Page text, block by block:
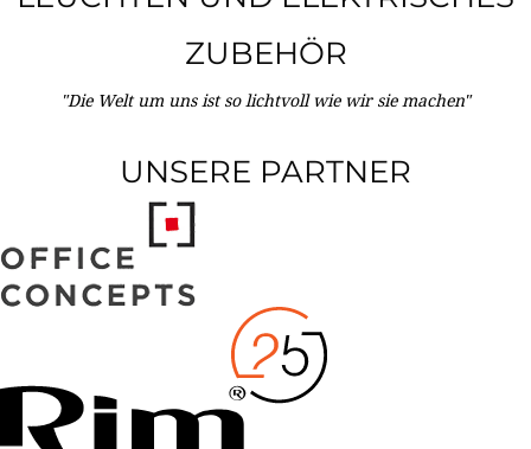
ZUBEHÖR
"Die Welt um uns ist so lichtvoll wie wir sie machen"
UNSERE PARTNER